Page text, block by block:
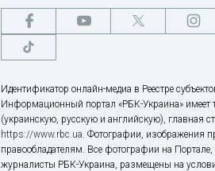
Идентификатор онлайн-медиа в Реестре
Информационный портал «РБК-Украина» имеет
(украинскую, русскую и английскую), главная
https://www.rbc.ua. Фотографии, изображения
правообладателям. Все фотографии на
журналисты РБК-Украина, размещены на